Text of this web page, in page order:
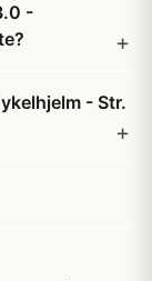
-
- Str.